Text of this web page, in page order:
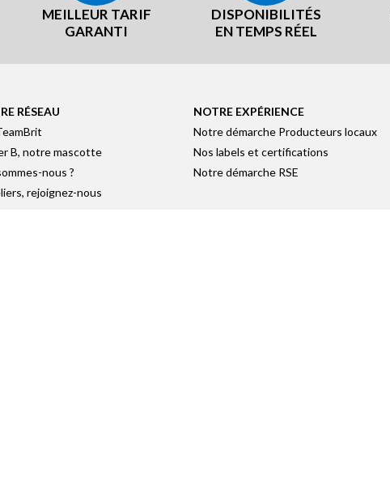
MEILLEUR TARIF
GARANTI
DISPONIBILITÉS
EN TEMPS RÉEL
RÉSEAU
B, notre mascotte
nous ?
rejoignez-nous
NOTRE EXPÉRIENCE
Notre démarche Producteurs locaux
Nos labels et certifications
Notre démarche RSE